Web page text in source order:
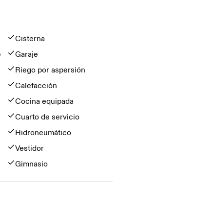
Cisterna
Garaje
Riego por aspersión
Calefacción
Cocina equipada
Cuarto de servicio
Hidroneumático
Vestidor
Gimnasio